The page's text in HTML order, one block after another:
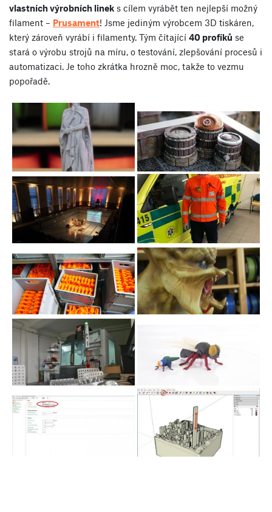
vlastních výrobních linek s cílem vyrábět ten nejlepší možný
filament – Prusament! Jsme jediným výrobcem 3D tiskáren,
který zároveň vyrábí i filamenty. Tým čítající 40 profíků se
stará o výrobu strojů na míru, o testování, zlepšování procesů i
automatizaci. Je toho zkrátka hrozně moc, takže to vezmu
popořadě.